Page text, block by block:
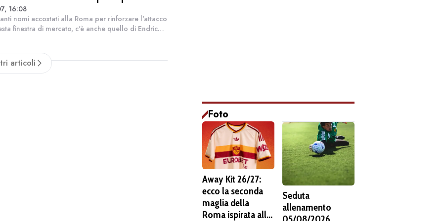
in Premier League
16:08
nomi accostati alla Roma per rinforzare l'attacco
finestra di mercato, c'è anche quello di Endrick.
articoli
Foto
Away Kit 26/27:
ecco la seconda
maglia della
Roma ispirata alla
Seduta
allenamento